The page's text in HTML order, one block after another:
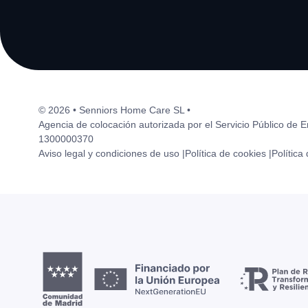
© 2026 • Senniors Home Care SL •
Agencia de colocación autorizada por el Servicio Público de
1300000370
Aviso legal y condiciones de uso |Política de cookies |Política